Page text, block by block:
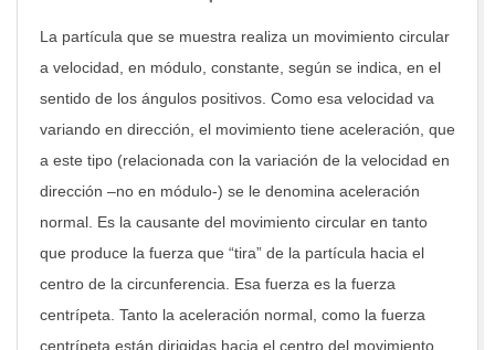
La partícula que se muestra realiza un movimiento circular
a velocidad, en módulo, constante, según se indica, en el
sentido de los ángulos positivos. Como esa velocidad va
variando en dirección, el movimiento tiene aceleración, que
a este tipo (relacionada con la variación de la velocidad en
dirección –no en módulo-) se le denomina aceleración
normal. Es la causante del movimiento circular en tanto
que produce la fuerza que “tira” de la partícula hacia el
centro de la circunferencia. Esa fuerza es la fuerza
centrípeta. Tanto la aceleración normal, como la fuerza
centrípeta están dirigidas hacia el centro del movimiento